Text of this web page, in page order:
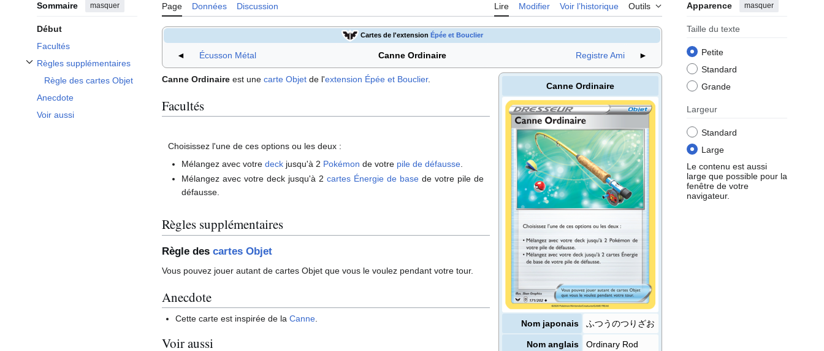
Sommaire masquer
Début
Facultés
Règles supplémentaires
Afficher / masquer la sous-section Règles supplémentaires
Règle des cartes Objet
Anecdote
Voir aussi
Page Données Discussion Lire Modifier Voir l’historique Outils Apparence masquer
Taille du texte
Petite
Standard
Grande
Largeur
Standard
Large
Le contenu est aussi
large que possible pour la
fenêtre de votre
navigateur.
Cartes de l'extension Épée et Bouclier
◄ Écusson Métal Canne Ordinaire Registre Ami ►
Canne Ordinaire
Nom japonais ふつうのつりざお
Nom anglais Ordinary Rod
Canne Ordinaire est une carte Objet de l'extension Épée et Bouclier.
Facultés
Choisissez l'une de ces options ou les deux :
Mélangez avec votredeck jusqu'à 2 Pokémon de votre pile de défausse.
Mélangez avec votre deck jusqu'à 2cartes Énergie de base de votre pile de
défausse.
Règles supplémentaires
Règle des cartes Objet
Vous pouvez jouer autant de cartes Objet que vous le voulez pendant votre tour.
Anecdote
Cette carte est inspirée de laCanne
Voir aussi